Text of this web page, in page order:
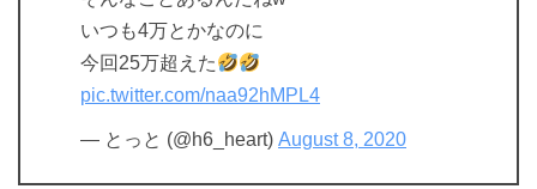
いつも4万とかなのに
今回25万超えた
pic.twitter.com/naa92hMPL4
— とっと (@h6_heart) August 8, 2020